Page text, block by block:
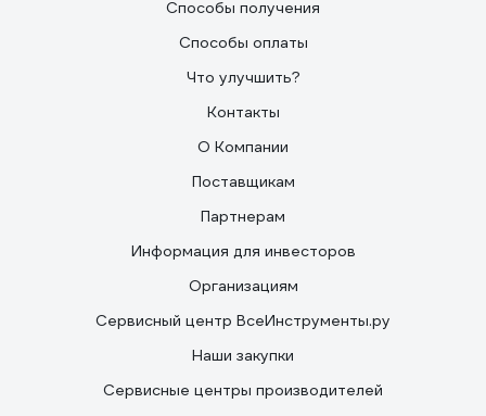
Способы получения
Способы оплаты
Что улучшить?
Контакты
О Компании
Поставщикам
Партнерам
Информация для инвесторов
Организациям
Сервисный центр ВсеИнструменты.ру
Наши закупки
Сервисные центры производителей